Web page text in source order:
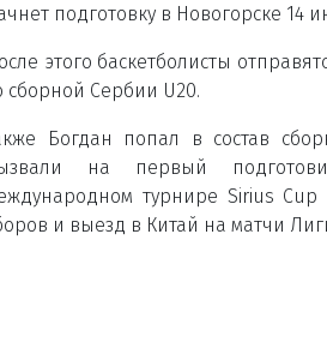
подготовку в Новогорске
этого баскетболисты
сборной Сербии U20.
Богдан попал в состав
на первый
турнире Sirius
и выезд в Китай на матчи